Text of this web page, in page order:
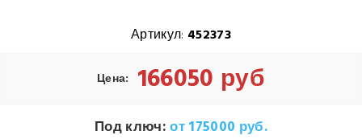
Артикул: 452373
Цена: 166050 руб
Под ключ:от 175000 руб.